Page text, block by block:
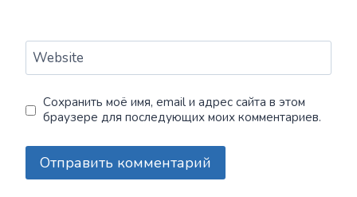
Website
Сохранить моё имя, email и адрес сайта в этом
браузере для последующих моих комментариев.